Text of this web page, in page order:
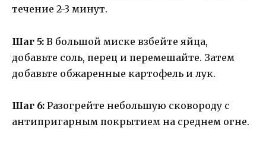
течение 2-3 минут.
Шаг 5: В большой миске взбейте яйца,
добавьте соль, перец и перемешайте. Затем
добавьте обжаренные картофель и лук.
Шаг 6: Разогрейте небольшую сковороду с
антипригарным покрытием на среднем огне.